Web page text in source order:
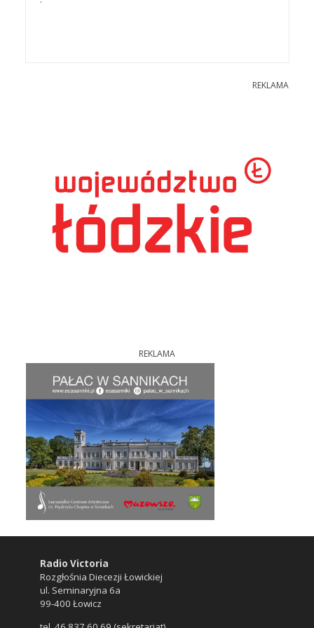
REKLAMA
REKLAMA
Radio Victoria
Rozgłośnia Diecezji Łowickiej
ul. Seminaryjna 6a
99-400 Łowicz